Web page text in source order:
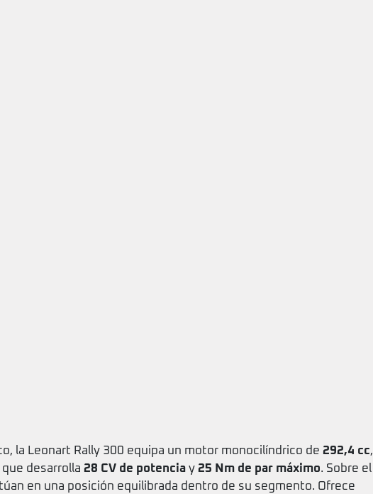
la Leonart Rally 300 equipa un motor monocilíndrico de 292,4 cc,
desarrolla 28 CV de potencia y 25 Nm de par máximo. Sobre el
en una posición equilibrada dentro de su segmento. Ofrece